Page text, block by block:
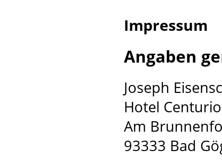
Impressum
Angaben
Joseph
Hotel Centurio
Am
93333 Bad